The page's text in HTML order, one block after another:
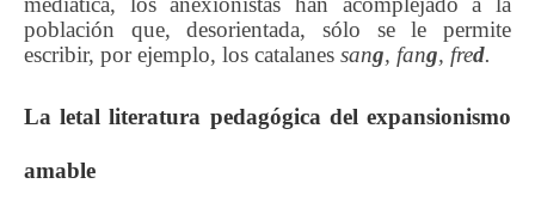
población que, desorientada, sólo se le permite
escribir, por ejemplo, los catalanes sang, fang, fred.
Laletal literatura pedagógica del expansionismo
amable